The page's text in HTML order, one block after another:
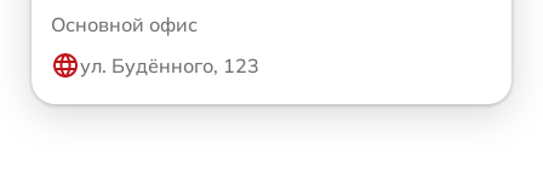
Основной офис
ул. Будённого, 123